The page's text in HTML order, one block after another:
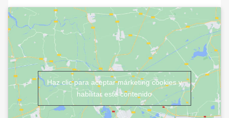
Haz clic para aceptar márketing cookies y
habilitar este contenido